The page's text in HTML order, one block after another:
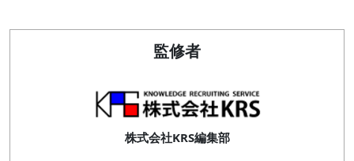
監修者
株式会社KRS編集部